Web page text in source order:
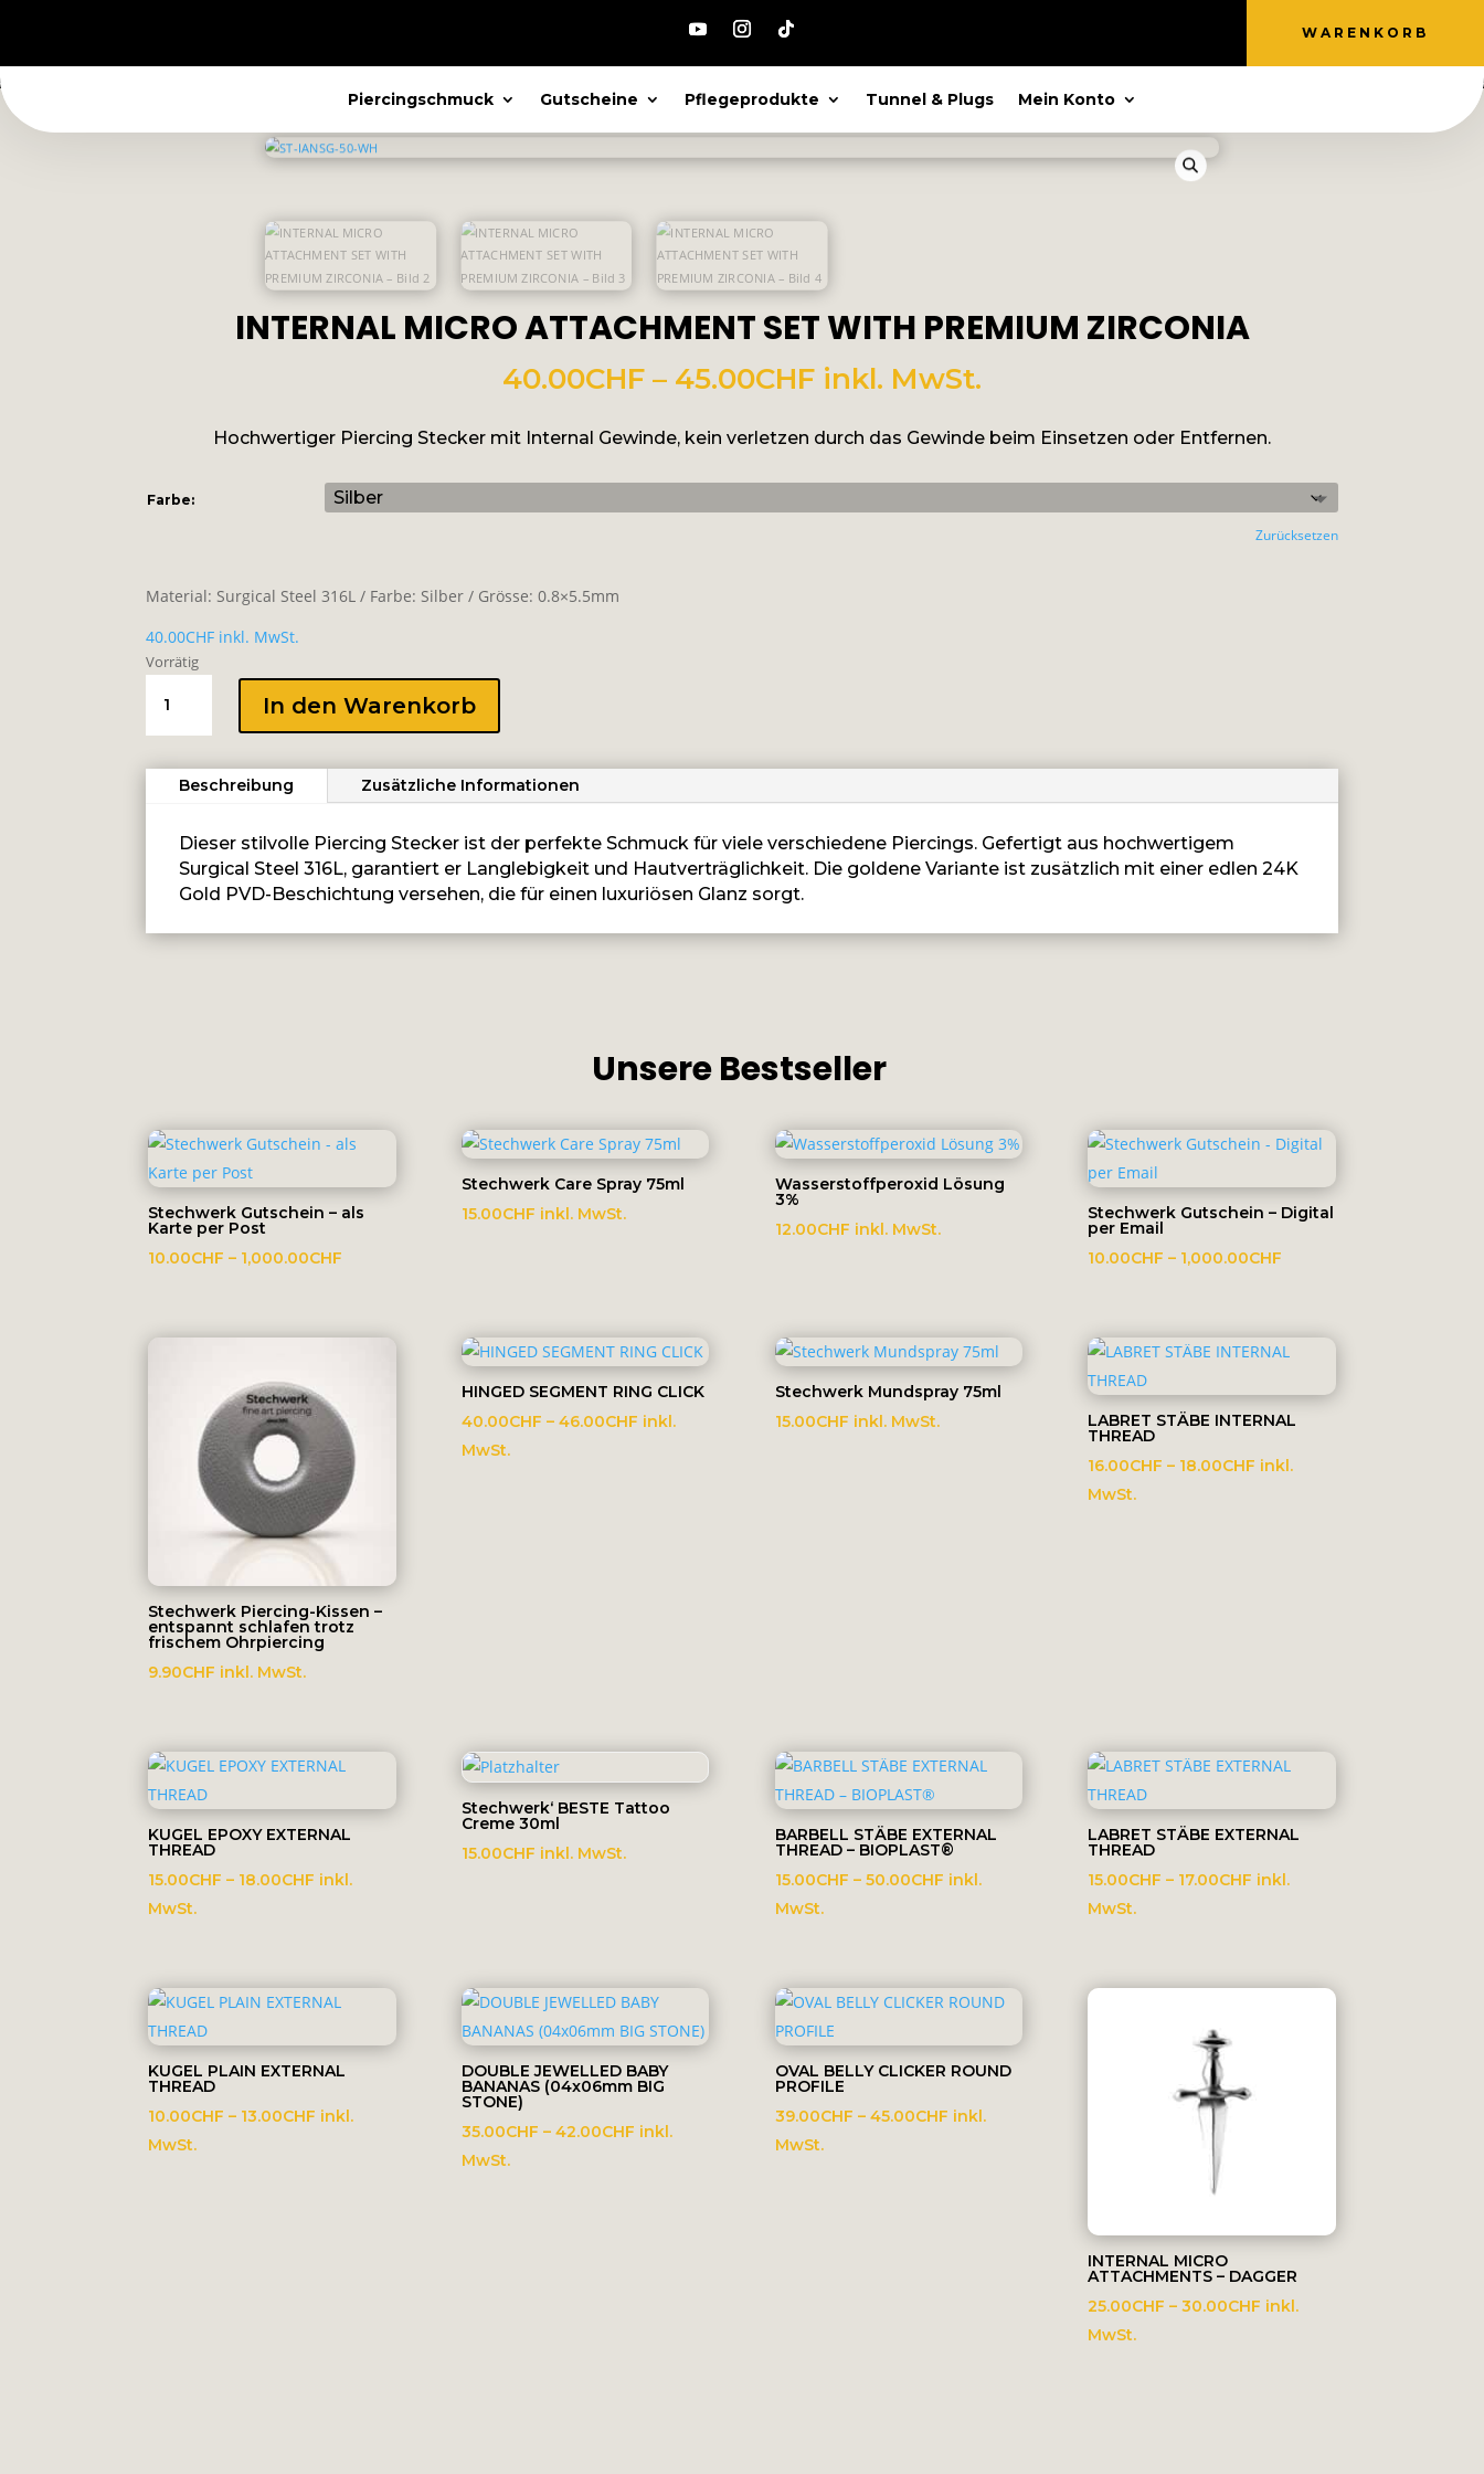
WARENKORB
Piercingschmuck Gutscheine Pflegeprodukte Tunnel & Plugs Mein Konto
INTERNAL MICRO ATTACHMENT SET WITH PREMIUM ZIRCONIA
40.00CHF – 45.00CHFPreisspanne:
bis
45.00CHF
inkl. MwSt.
Hochwertiger Piercing Stecker mit Internal Gewinde, kein verletzen durch das Gewinde beim Einsetzen oder Entfernen.
Farbe:
Zurücksetzen
Material: Surgical Steel 316L / Farbe: Silber / Grösse: 0.8×5.5mm
40.00CHF inkl. MwSt.
Vorrätig
MICRO
ATTACHMENT
WITH
ZIRCONIA
Menge
In den Warenkorb
Beschreibung Zusätzliche Informationen
Dieser stilvolle Piercing Stecker ist der perfekte Schmuck für viele verschiedene Piercings. Gefertigt aus hochwertigem
Surgical Steel 316L, garantiert er Langlebigkeit und Hautverträglichkeit. Die goldene Variante ist zusätzlich mit einer edlen 24K
Gold PVD-Beschichtung versehen, die für einen luxuriösen Glanz sorgt.
Unsere Bestseller
Stechwerk Gutschein – als
Karte per Post
10.00CHF – 1,000.00CHF
1,000.00CHF
Stechwerk Care Spray 75ml
15.00CHF inkl. MwSt.
Wasserstoffperoxid Lösung
3%
12.00CHF inkl. MwSt.
Stechwerk Gutschein – Digital
per Email
10.00CHF – 1,000.00CHF
1,000.00CHF
Stechwerk Piercing-Kissen –
entspannt schlafen trotz
frischem Ohrpiercing
9.90CHF inkl. MwSt.
HINGED SEGMENT RING CLICK
40.00CHF – 46.00CHFPreisspanne:
inkl.
MwSt.
Stechwerk Mundspray 75ml
15.00CHF inkl. MwSt. LABRET STÄBE INTERNAL
THREAD
16.00CHF – 18.00CHF Preisspanne:
inkl.
MwSt.
KUGEL EPOXY EXTERNAL
THREAD
15.00CHF – 18.00CHF Preisspanne:
inkl.
MwSt.
Stechwerk‘ BESTE Tattoo
Creme 30ml
15.00CHF inkl. MwSt.
BARBELL STÄBE EXTERNAL
THREAD – BIOPLAST®
15.00CHF – 50.00CHFPreisspanne:
inkl.
MwSt.
LABRET STÄBE EXTERNAL
THREAD
15.00CHF – 17.00CHF Preisspanne:
inkl.
MwSt.
KUGEL PLAIN EXTERNAL
THREAD
10.00CHF – 13.00CHF Preisspanne:
inkl.
MwSt.
DOUBLE JEWELLED BABY
BANANAS (04x06mm BIG
STONE)
35.00CHF – 42.00CHFPreisspanne:
inkl.
MwSt.
OVAL BELLY CLICKER ROUND
PROFILE
39.00CHF – 45.00CHFPreisspanne:
inkl.
MwSt.
INTERNAL MICRO
ATTACHMENTS – DAGGER
25.00CHF –30.00CHF Preisspanne:
inkl.
MwSt.